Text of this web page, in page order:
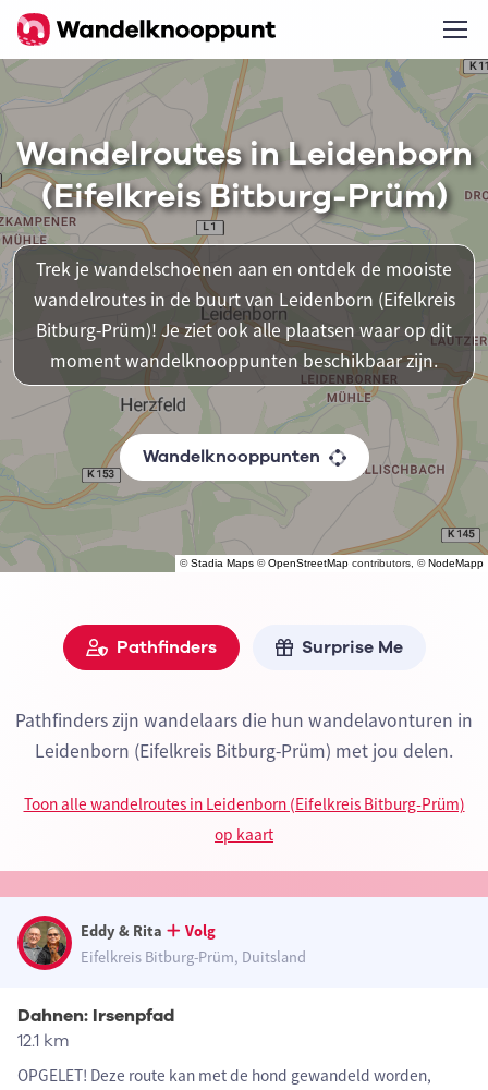
©Stadia Maps ©OpenStreetMap contributors, ©NodeMapp
Wandelroutes in Leidenborn
(Eifelkreis Bitburg-Prüm)
Trek je wandelschoenen aan en ontdek de mooiste
wandelroutes in de buurt van Leidenborn (Eifelkreis
Bitburg-Prüm)! Je ziet ook alle plaatsen waar op dit
moment wandelknooppunten beschikbaar zijn.
Wandelknooppunten
Pathfinders Surprise Me
Pathfinders zijn wandelaars die hun wandelavonturen in
Leidenborn (Eifelkreis Bitburg-Prüm) met jou delen.
Toon alle wandelroutes in Leidenborn (Eifelkreis Bitburg-Prüm)
op kaart
Eddy & Rita
Volg
Eifelkreis Bitburg-Prüm, Duitsland
Dahnen: Irsenpfad
12.1 km
OPGELET! Deze route kan met de hond gewandeld worden,